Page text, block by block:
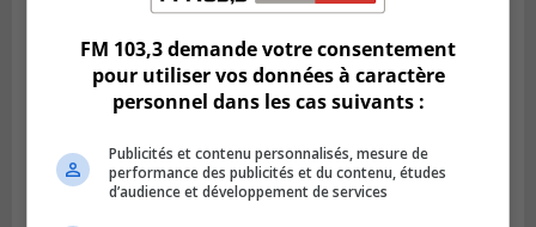
Publié le 4 août 2026 à 07h27
points en Ligue 1 Québec
FM 103,3 demande votre consentement
pour utiliser vos données à caractère
personnel dans les cas suivants :
Publicités et contenu personnalisés, mesure de
performance des publicités et du contenu, études
d’audience et développement de services